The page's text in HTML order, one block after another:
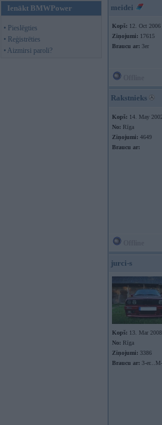
Ienākt BMWPower
• Pieslēgties
• Reģistrēties
• Aizmirsi paroli?
meidei
Kopš: 12. Oct 2006
Ziņojumi: 17615
Braucu ar: 3er
Rakstnieks
Kopš: 14. May 2002
No: Rīga
Ziņojumi: 4649
Braucu ar:
jurci-s
Kopš: 13. Mar 2008
No: Rīga
Ziņojumi: 3386
Braucu ar: 3-